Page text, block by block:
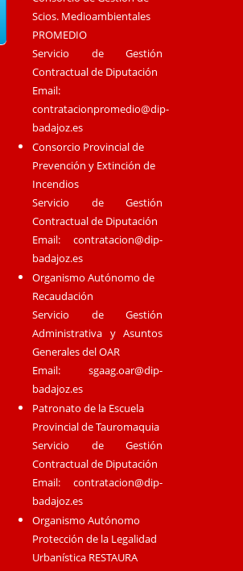
Scios. Medioambientales
PROMEDIO
Servicio de Gestión
Contractual de Diputación
Email:
contratacionpromedio@dip-
badajoz.es
Consorcio Provincial de
Prevención y Extinción de
Incendios
Servicio de Gestión
Contractual de Diputación
Email:contratacion@dip-
badajoz.es
Organismo Autónomo de
Recaudación
Servicio de Gestión
Administrativa y Asuntos
Generales del OAR
Email:sgaag.oar@dip-
badajoz.es
Patronato de la Escuela
Provincial de Tauromaquia
Servicio de Gestión
Contractual de Diputación
Email:contratacion@dip-
badajoz.es
Organismo Autónomo
Protección de la Legalidad
Urbanística RESTAURA